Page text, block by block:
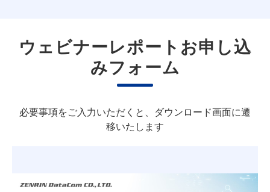
ウェビナーレポートお申し込
みフォーム
必要事項をご入力いただくと、ダウンロード画面に遷
移いたします